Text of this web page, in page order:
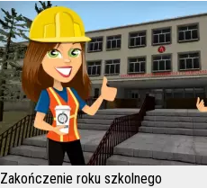
Zakończenie roku szkolnego